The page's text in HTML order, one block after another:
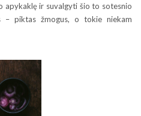
ir suvalgyti šio to sotesnio
– piktas žmogus, o tokie niekam